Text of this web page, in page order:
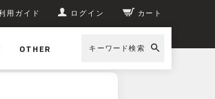
用ガイド ログイン カート
OTHER キーワード検索